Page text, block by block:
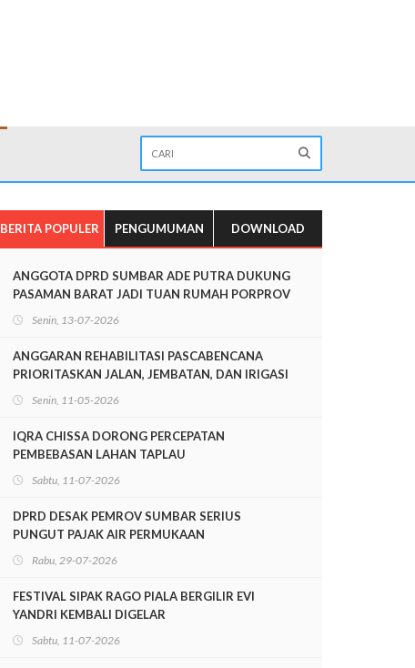
BERITA POPULER PENGUMUMAN DOWNLOAD
ANGGOTA DPRD SUMBAR ADE PUTRA DUKUNG
PASAMAN BARAT JADI TUAN RUMAH PORPROV
SUMBAR 2026
Senin, 13-07-2026
ANGGARAN REHABILITASI PASCABENCANA
PRIORITASKAN JALAN, JEMBATAN, DAN IRIGASI
Senin, 11-05-2026
IQRA CHISSA DORONG PERCEPATAN
PEMBEBASAN LAHAN TAPLAU
Sabtu, 11-07-2026
DPRD DESAK PEMROV SUMBAR SERIUS
PUNGUT PAJAK AIR PERMUKAAN
Rabu, 29-07-2026
FESTIVAL SIPAK RAGO PIALA BERGILIR EVI
YANDRI KEMBALI DIGELAR
Sabtu, 11-07-2026